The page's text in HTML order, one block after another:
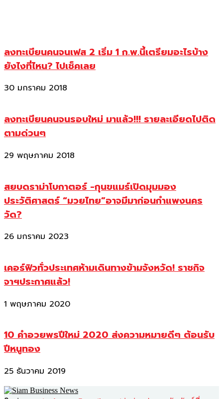
ลงทะเบียนคนจนเฟส 2 เริ่ม 1 ก.พ.นี้เตรียมอะไรบ้าง
ยังไงที่ไหน? ไปเช็คเลย
30 มกราคม 2018
ลงทะเบียนคนจนรอบใหม่ มาแล้ว!!! รายละเอียดไปติด
ตามด่วนๆ
29 พฤษภาคม 2018
สยบดราม่าโบกาตอร์ -กุนขแมร์เปิดมุมมอง
ประวัติศาสตร์ “มวยไทย”อาจมีมาก่อนกำแพงนคร
วัด?
26 มกราคม 2023
เคอร์ฟิวทั่วประเทศห้ามเดินทางข้ามจังหวัด! ราชกิจ
จาฯประกาศแล้ว!
1 พฤษภาคม 2020
10 คำอวยพรปีใหม่ 2020 ส่งความหมายดีๆ ต้อนรับ
ปีหนูทอง
25 ธันวาคม 2019